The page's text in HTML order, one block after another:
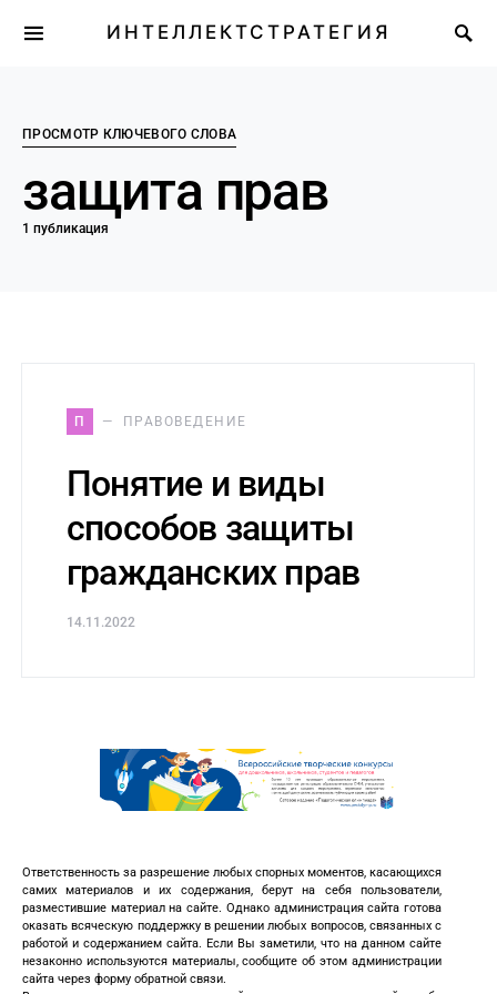
ИНТЕЛЛЕКТСТРАТЕГИЯ
ПРОСМОТР КЛЮЧЕВОГО СЛОВА
защита прав
1 публикация
П ПРАВОВЕДЕНИЕ
Понятие и виды
способов защиты
гражданских прав
14.11.2022
Ответственность за разрешение любых спорных моментов, касающихся
самих материалов и их содержания, берут на себя пользователи,
разместившие материал на сайте. Однако администрация сайта готова
оказать всяческую поддержку в решении любых вопросов, связанных с
работой и содержанием сайта. Если Вы заметили, что на данном сайте
незаконно используются материалы, сообщите об этом администрации
сайта через форму обратной связи.